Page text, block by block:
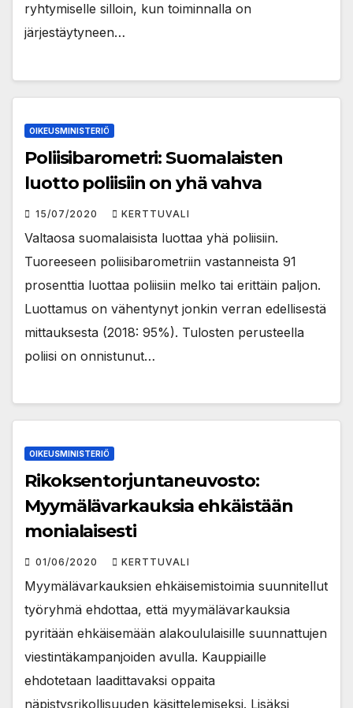
ryhtymiselle silloin, kun toiminnalla on
järjestäytyneen…
OIKEUSMINISTERIÖ
Poliisibarometri: Suomalaisten
luotto poliisiin on yhä vahva
15/07/2020 KERTTUVALI
Valtaosa suomalaisista luottaa yhä poliisiin.
Tuoreeseen poliisibarometriin vastanneista 91
prosenttia luottaa poliisiin melko tai erittäin paljon.
Luottamus on vähentynyt jonkin verran edellisestä
mittauksesta (2018: 95%). Tulosten perusteella
poliisi on onnistunut…
OIKEUSMINISTERIÖ
Rikoksentorjuntaneuvosto:
Myymälävarkauksia ehkäistään
monialaisesti
01/06/2020 KERTTUVALI
Myymälävarkauksien ehkäisemistoimia suunnitellut
työryhmä ehdottaa, että myymälävarkauksia
pyritään ehkäisemään alakoululaisille suunnattujen
viestintäkampanjoiden avulla. Kauppiaille
ehdotetaan laadittavaksi oppaita
näpistysrikollisuuden käsittelemiseksi. Lisäksi